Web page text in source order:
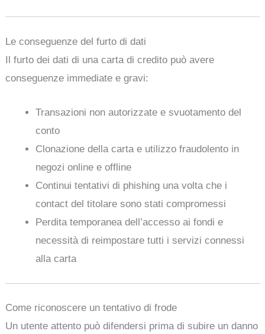
Le conseguenze del furto di dati
Il furto dei dati di una carta di credito può avere
conseguenze immediate e gravi:
Transazioni non autorizzate e svuotamento del
conto
Clonazione della carta e utilizzo fraudolento in
negozi online e offline
Continui tentativi di phishing una volta che i
contact del titolare sono stati compromessi
Perdita temporanea dell’accesso ai fondi e
necessità di reimpostare tutti i servizi connessi
alla carta
Come riconoscere un tentativo di frode
Un utente attento può difendersi prima di subire un danno